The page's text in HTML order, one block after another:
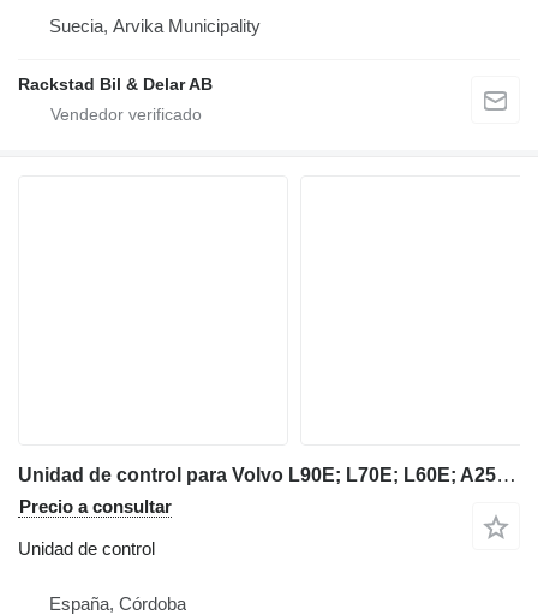
Suecia, Arvika Municipality
Rackstad Bil & Delar AB
Unidad de control para Volvo L90E; L70E; L60E; A25D; A30D; L150E; L220E; L180E; L150E; L120E; L110E; L180E; T450D; A25E; A30E; A35E; A35EFS; A40E; A40EFS; A35D; A40D; cargadora de ruedas
Precio a consultar
Unidad de control
España, Córdoba